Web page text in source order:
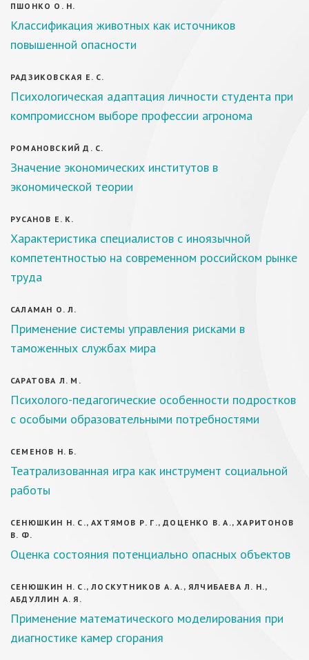
ПШОНКО О. Н.
Классификация животных как источников
повышенной опасности
РАДЗИКОВСКАЯ Е. С.
Психологическая адаптация личности студента при
компромиссном выборе профессии агронома
РОМАНОВСКИЙ Д. С.
Значение экономических институтов в
экономической теории
РУСАНОВ Е. К.
Характеристика специалистов с иноязычной
компетентностью на современном российском рынке
труда
САЛАМАН О. Л.
Применение системы управления рисками в
таможенных службах мира
САРАТОВА Л. М.
Психолого-педагогические особенности подростков
с особыми образовательными потребностями
СЕМЕНОВ Н. Б.
Театрализованная игра как инструмент социальной
работы
СЕНЮШКИН Н. С., АХТЯМОВ Р. Г., ДОЦЕНКО В. А., ХАРИТОНОВ
В. Ф.
Оценка состояния потенциально опасных объектов
СЕНЮШКИН Н. С., ЛОСКУТНИКОВ А. А., ЯЛЧИБАЕВА Л. Н.,
АБДУЛЛИН А. Я.
Применение математического моделирования при
диагностике камер сгорания